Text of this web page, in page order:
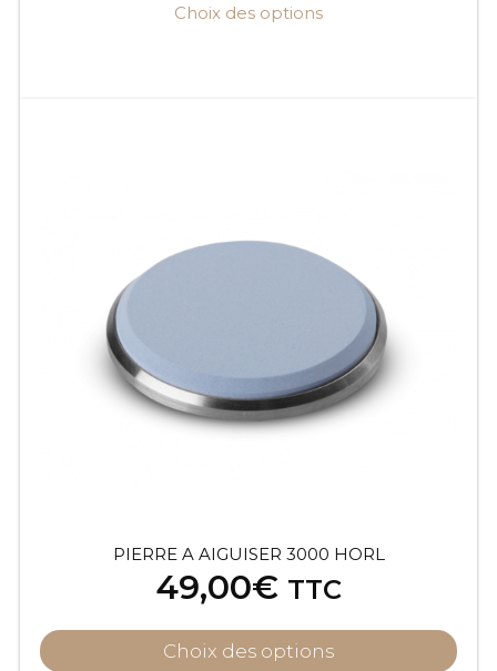
Choix des options
PIERRE A AIGUISER 3000 HORL
49,00€ TTC
Choix des options